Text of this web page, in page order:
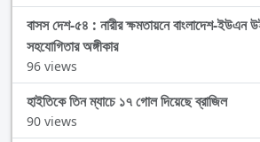
বাসস দেশ-৫৪ : নারীর ক্ষমতায়নে বাংলাদেশ-ইউএন
সহযোগিতার অঙ্গীকার
96 views
হাইতিকে তিন ম্যাচে ১৭ গোল দিয়েছে ব্রাজিল
90 views